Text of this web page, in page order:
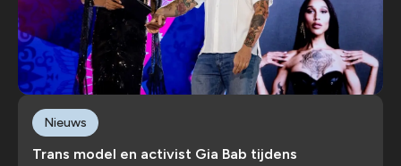
Trans model en activist Gia Bab tijdens
Nieuws